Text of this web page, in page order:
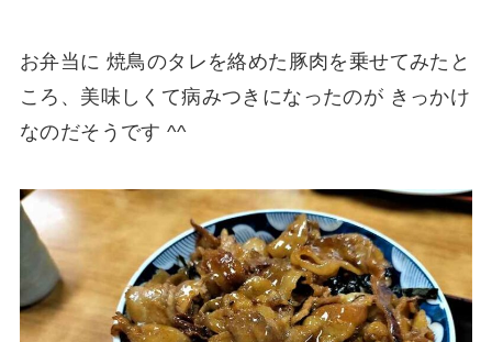
お弁当に 焼鳥のタレを絡めた豚肉を乗せてみたと
ころ、美味しくて病みつきになったのが きっかけ
なのだそうです ^^